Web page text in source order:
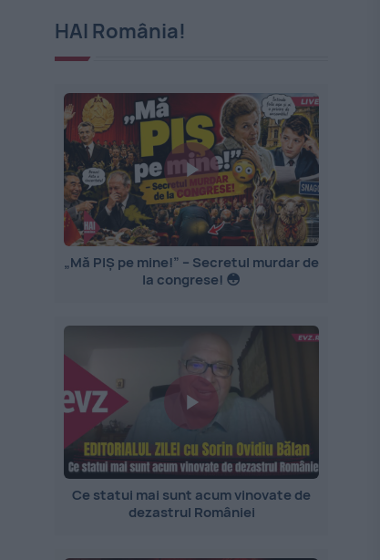
HAI România!
„Mă PIȘ pe mine!” – Secretul murdar de
la congrese! 😳
Ce statui mai sunt acum vinovate de
dezastrul României